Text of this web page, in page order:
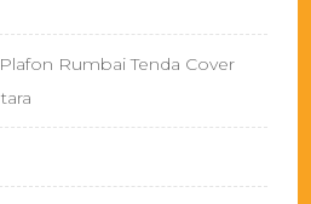
Rumbai Tenda Cover